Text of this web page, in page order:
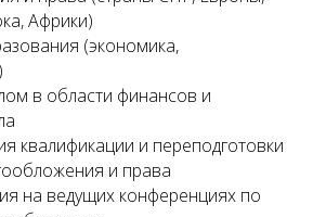
Африки)
(экономика,
в области финансов и
квалификации и переподготовки
и права
на ведущих конференциях по